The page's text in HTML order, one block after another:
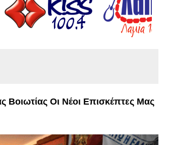
Οι Νέοι Επισκέπτες Μας